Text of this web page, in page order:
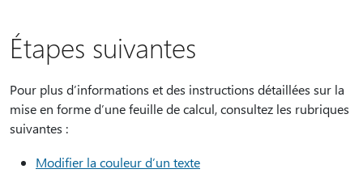
Étapes suivantes
Pour plus d’informations et des instructions détaillées sur la
mise en forme d’une feuille de calcul, consultez les rubriques
suivantes :
Modifier la couleur d’un texte